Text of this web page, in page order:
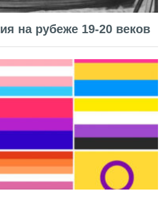
на рубеже 19-20 веков